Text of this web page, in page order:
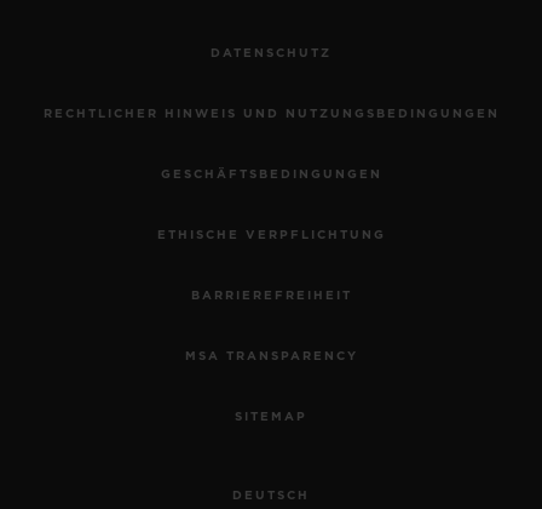
DATENSCHUTZ
RECHTLICHER HINWEIS UND NUTZUNGSBEDINGUNGEN
GESCHÄFTSBEDINGUNGEN
ETHISCHE VERPFLICHTUNG
BARRIEREFREIHEIT
MSA TRANSPARENCY
SITEMAP
DEUTSCH